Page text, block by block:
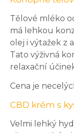
Tělové mléko
má lehkou
olej i výtažek z
Tato výživná
relaxační
Cena je
CBD krém s
Velmi lehký